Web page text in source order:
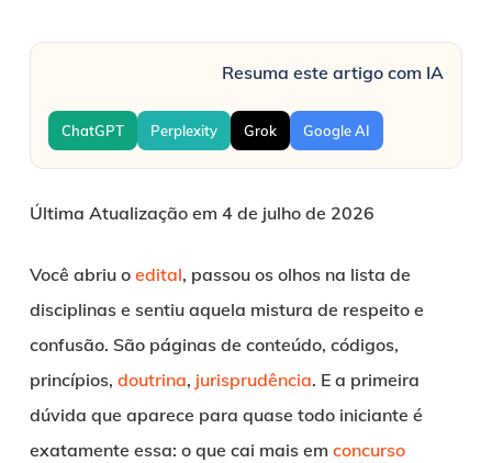
Resuma este artigo com IA
ChatGPT Perplexity Grok Google AI
Última Atualização em 4 de julho de 2026
Você abriu o edital, passou os olhos na lista de
disciplinas e sentiu aquela mistura de respeito e
confusão. São páginas de conteúdo, códigos,
princípios, doutrina, jurisprudência. E a primeira
dúvida que aparece para quase todo iniciante é
exatamente essa: o que cai mais em concurso